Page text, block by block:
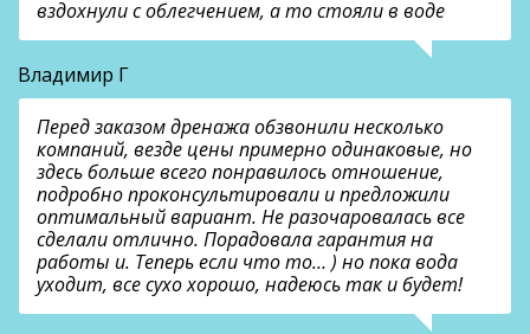
вздохнули с облегчением, а то стояли в воде
Владимир Г
Перед заказом дренажа обзвонили несколько
компаний, везде цены примерно одинаковые, но
здесь больше всего понравилось отношение,
подробно проконсультировали и предложили
оптимальный вариант. Не разочаровалась все
сделали отлично. Порадовала гарантия на
работы и. Теперь если что то… ) но пока вода
уходит, все сухо хорошо, надеюсь так и будет!